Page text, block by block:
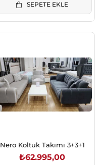
SEPETE EKLE
Nero Koltuk Takımı 3+3+1
₺62.995,00